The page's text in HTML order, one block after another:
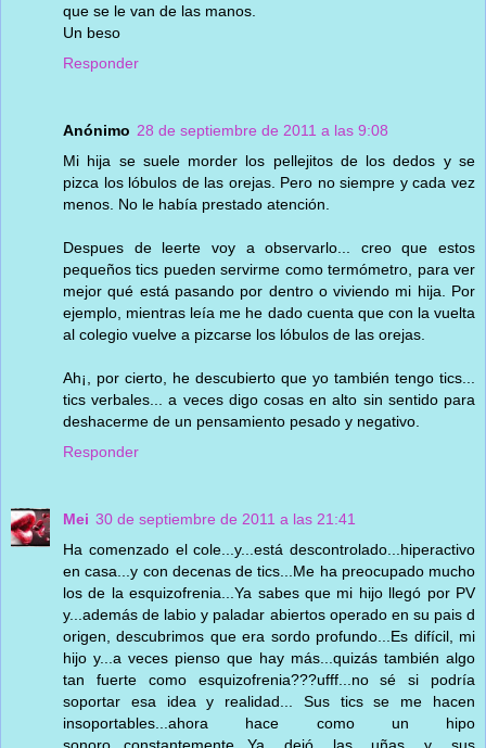
que se le van de las manos.
Un beso
Responder
Anónimo 28 de septiembre de 2011 a las 9:08
Mi hija se suele morder los pellejitos de los dedos y se
pizca los lóbulos de las orejas. Pero no siempre y cada vez
menos. No le había prestado atención.
Despues de leerte voy a observarlo... creo que estos
pequeños tics pueden servirme como termómetro, para ver
mejor qué está pasando por dentro o viviendo mi hija. Por
ejemplo, mientras leía me he dado cuenta que con la vuelta
al colegio vuelve a pizcarse los lóbulos de las orejas.
Ah¡, por cierto, he descubierto que yo también tengo tics...
tics verbales... a veces digo cosas en alto sin sentido para
deshacerme de un pensamiento pesado y negativo.
Responder
Mei 30 de septiembre de 2011 a las 21:41
Ha comenzado el cole...y...está descontrolado...hiperactivo
en casa...y con decenas de tics...Me ha preocupado mucho
los de la esquizofrenia...Ya sabes que mi hijo llegó por PV
y...además de labio y paladar abiertos operado en su pais d
origen, descubrimos que era sordo profundo...Es difícil, mi
hijo y...a veces pienso que hay más...quizás también algo
tan fuerte como esquizofrenia???ufff...no sé si podría
soportar esa idea y realidad... Sus tics se me hacen
insoportables...ahora hace como un hipo